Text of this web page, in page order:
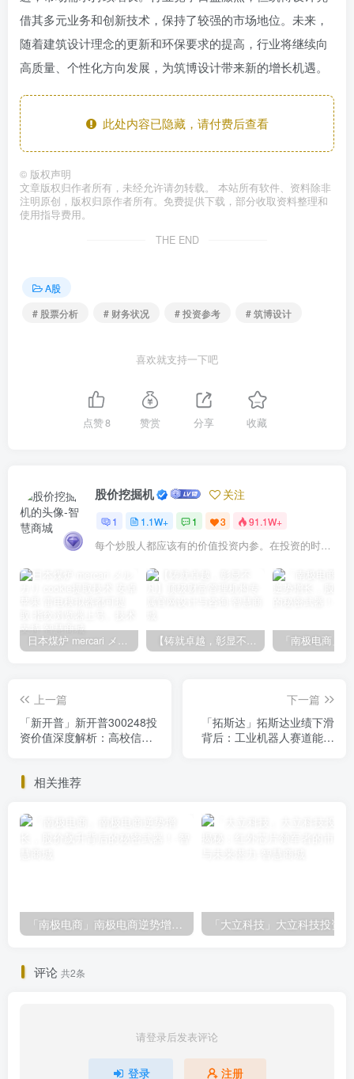
借其多元业务和创新技术，保持了较强的市场地位。未来，
随着建筑设计理念的更新和环保要求的提高，行业将继续向
高质量、个性化方向发展，为筑博设计带来新的增长机遇。
此处内容已隐藏，请付费后查看
© 版权声明
文章版权归作者所有，未经允许请勿转载。 本站所有软件、资料除非
注明原创，版权归原作者所有。免费提供下载，部分收取资料整理和
使用指导费用。
THE END
A股
# 股票分析
# 财务状况 # 投资参考 # 筑博设计
喜欢就支持一下吧
点赞8 赞赏 分享 收藏
股价挖掘机 关注
1 1.1W+ 1 3 91.1W+
每个炒股人都应该有的价值投资内参。在投资的时候，我们把自己看成是企业分析师——而不是市场分析师，也不是宏观经济分析师，更不是证券分析师。
日本煤炉 mercari メルカリ cookie提取技术 安卓 苹果 雷电模拟器都可提取,指纹浏览器上号。技术支持 【铸就卓越，彰显不凡】顶级财富管理机构专属官网设计与咨询
上一篇
「新开普」新开普300248投
资价值深度解析：高校信息
下一篇
「拓斯达」拓斯达业绩下滑
背后：工业机器人赛道能否
相关推荐
「南极电商」南极电商逆势增长，股价飙升背后的秘密武器！
评论 共2条
请登录后发表评论
登录 注册